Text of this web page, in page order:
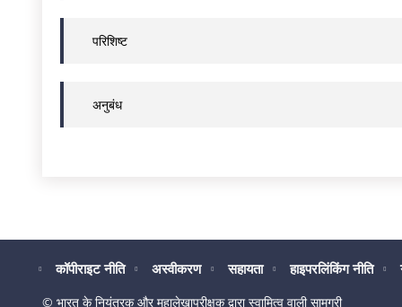
परिशिष्ट
अनुबंध
कॉपीराइट नीति अस्वीकरण सहायता हाइपरलिंकिंग नीति
© भारत के नियंत्रक और महालेखापरीक्षक द्वारा स्वामित्व वाली सामग्री